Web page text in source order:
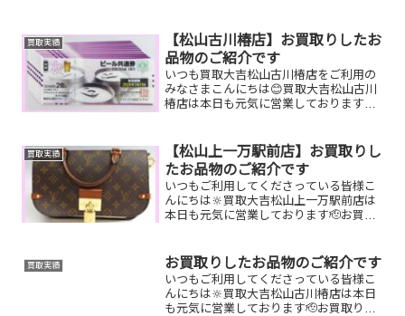
んか？ぜひ買取大吉松山古川椿店にお査
定させてください！...
買取実績
【松山古川椿店】お買取りしたお
品物のご紹介です
いつも買取大吉松山古川椿店をご利用の
みなさまこんにちは😊買取大吉松山古川
椿店は本日も元気に営業しております🔆
か？買取大吉松山古川椿店にぜひお査定
させてください😊ご不明...
買取実績
【松山上一万駅前店】お買取りし
たお品物のご紹介です
いつもご利用してくださっている皆様こ
んにちは🔆買取大吉松山上一万駅前店は
本日も元気に営業しております🫡お買取
喜平ネックレスヴォジラールお家で眠っ
ているお品物は...
買取実績 お買取りしたお品物のご紹介です
いつもご利用してくださっている皆様こ
んにちは🔆買取大吉松山古川椿店は本日
も元気に営業しております🫡お買取りし